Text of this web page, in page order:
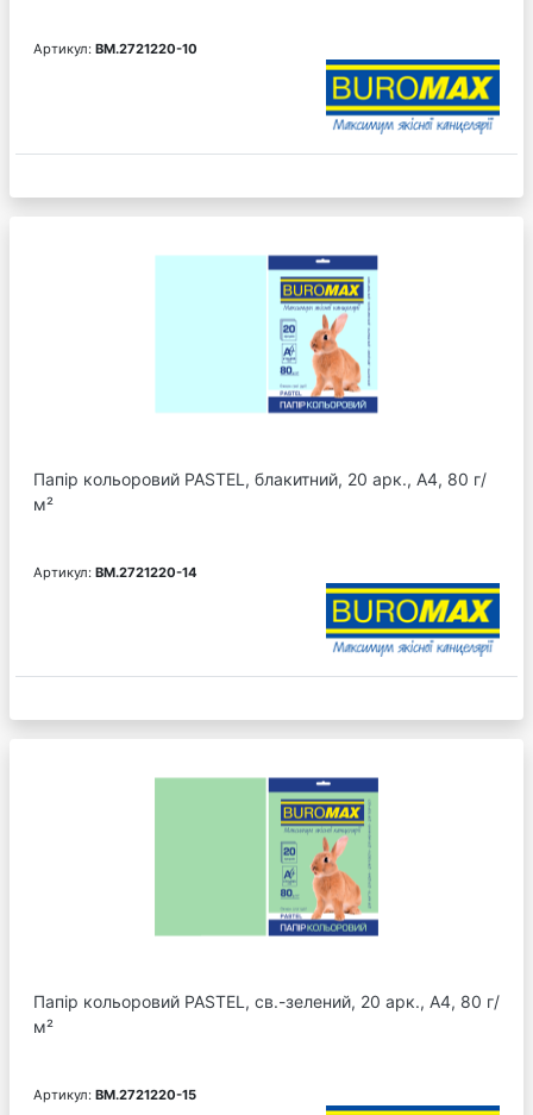
Артикул: BM.2721220-10
Папір кольоровий PASTEL, блакитний, 20 арк., А4, 80 г/
м²
Артикул: BM.2721220-14
Папір кольоровий PASTEL, св.-зелений, 20 арк., А4, 80 г/
м²
Артикул: BM.2721220-15